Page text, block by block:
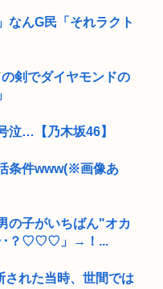
なんG民「それラクト
剣でダイヤモンドの
泣…【乃木坂46】
条件www(※画像あ
の子がいちばん"オカ
･･？♡♡♡」→！...
れた当時、世間では